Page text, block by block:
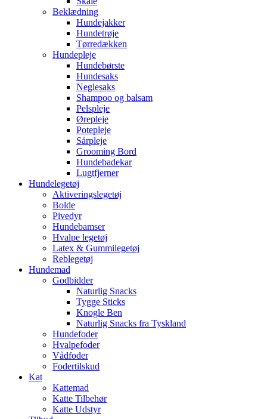
Beklædning
Hundejakker
Hundetrøje
Tørredækken
Hundepleje
Hundebørste
Hundesaks
Neglesaks
Shampoo og balsam
Pelspleje
Ørepleje
Potepleje
Sårpleje
Grooming Bord
Hundebadekar
Lugtfjerner
Hundelegetøj
Aktiveringslegetøj
Bolde
Pivedyr
Hundebamser
Hvalpe legetøj
Latex & Gummilegetøj
Reblegetøj
Hundemad
Godbidder
Naturlig Snacks
Tygge Sticks
Knogle Ben
Naturlig Snacks fra Tyskland
Hundefoder
Hvalpefoder
Vådfoder
Fodertilskud
Kat
Kattemad
Katte Tilbehør
Katte Udstyr